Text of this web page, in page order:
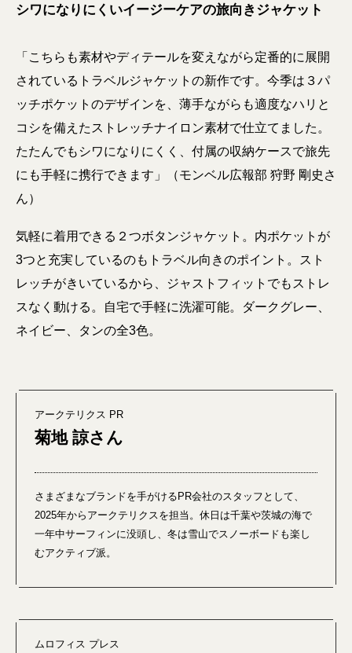
シワになりにくいイージーケアの旅向きジャケット
「こちらも素材やディテールを変えながら定番的に展開
されているトラベルジャケットの新作です。今季は３パ
ッチポケットのデザインを、薄手ながらも適度なハリと
コシを備えたストレッチナイロン素材で仕立てました。
たたんでもシワになりにくく、付属の収納ケースで旅先
にも手軽に携行できます」（モンベル広報部 狩野 剛史さ
ん）
気軽に着用できる２つボタンジャケット。内ポケットが
3つと充実しているのもトラベル向きのポイント。スト
レッチがきいているから、ジャストフィットでもストレ
スなく動ける。自宅で手軽に洗濯可能。ダークグレー、
ネイビー、タンの全3色。
アークテリクス PR
菊地 諒さん
さまざまなブランドを手がけるPR会社のスタッフとして、
2025年からアークテリクスを担当。休日は千葉や茨城の海で
一年中サーフィンに没頭し、冬は雪山でスノーボードも楽し
むアクティブ派。
ムロフィス プレス